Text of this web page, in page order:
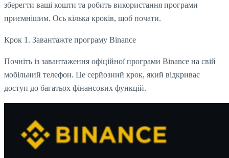
зберегти ваші кошти та робить використання програми
приємнішим. Ось кілька кроків, щоб почати.
Крок 1. Завантажте програму Binance
Почніть із завантаження офіційної програми Binance на свій
мобільний телефон. Це серйозний крок, який відкриває
доступ до багатьох фінансових функцій.